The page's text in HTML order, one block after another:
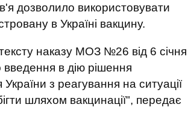
дозволило використовувати
в Україні вакцину.
наказу МОЗ №26 від 6 січня
в дію рішення
з реагування на ситуації
шляхом вакцинації", передає